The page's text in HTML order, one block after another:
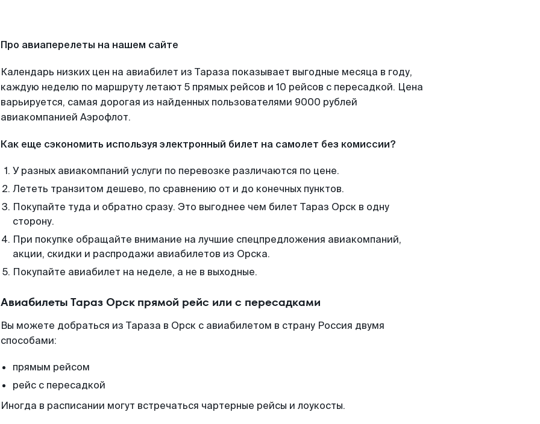
Про авиаперелеты на нашем сайте
Календарь низких цен на авиабилет из Тараза показывает выгодные месяца в году,
каждую неделю по маршруту летают 5 прямых рейсов и 10 рейсов с пересадкой. Цена
варьируется, самая дорогая из найденных пользователями 9000 рублей
авиакомпанией Аэрофлот.
Как еще сэкономить используя электронный билет на самолет без комиссии?
У разных авиакомпаний услуги по перевозке различаются по цене.
Лететь транзитом дешево, по сравнению от и до конечных пунктов.
Покупайте туда и обратно сразу. Это выгоднее чем билет Тараз Орск в одну
сторону.
При покупке обращайте внимание на лучшие спецпредложения авиакомпаний,
акции, скидки и распродажи авиабилетов из Орска.
Покупайте авиабилет на неделе, а не в выходные.
Авиабилеты Тараз Орск прямой рейс или с пересадками
Вы можете добраться из Тараза в Орск с авиабилетом в страну Россия двумя
способами:
прямым рейсом
рейс с пересадкой
Иногда в расписании могут встречаться чартерные рейсы и лоукосты.